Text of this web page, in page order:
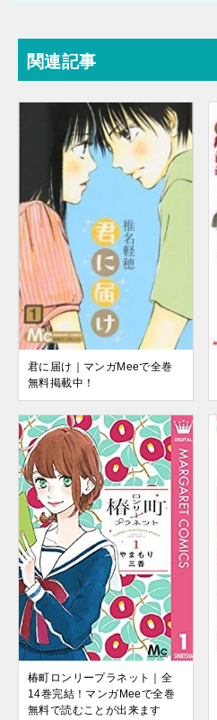
関連記事
君に届け｜マンガMeeで全巻
無料掲載中！
椿町ロンリープラネット｜全
14巻完結！マンガMeeで全巻
無料で読むことが出来ます